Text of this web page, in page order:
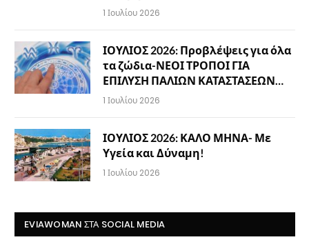
1 Ιουλίου 2026
ΙΟΥΛΙΟΣ 2026: Προβλέψεις για όλα
τα ζώδια-ΝΕΟΙ ΤΡΟΠΟΙ ΓΙΑ
ΕΠΙΛΥΣΗ ΠΑΛΙΩΝ ΚΑΤΑΣΤΑΣΕΩΝ…
1 Ιουλίου 2026
ΙΟΥΛΙΟΣ 2026: ΚΑΛΟ ΜΗΝΑ- Με
Υγεία και Δύναμη!
1 Ιουλίου 2026
EVIAWOMAN ΣΤΑ SOCIAL MEDIA